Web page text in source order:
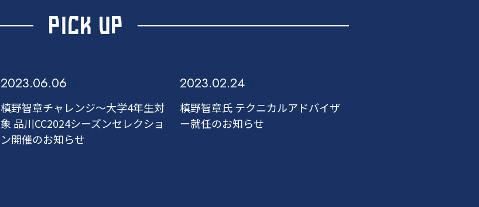
PICK UP
2023.06.06
槙野智章チャレンジ～大学4年生対
象 品川CC2024シーズンセレクショ
ン開催のお知らせ
2023.02.24
槙野智章氏 テクニカルアドバイザ
ー就任のお知らせ